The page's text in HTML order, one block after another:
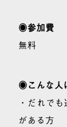
◉参加費
無料
◉こんな人
・だれで
がある方